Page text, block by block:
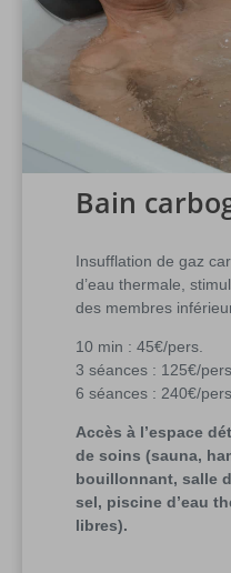
Bain
Insufflation de gaz
d’eau thermale,
des membres
10 min : 45€/pers.
3 séances : 125€/pers.
6 séances : 240€/pers.
Accès à l’espace
de soins (sauna,
bouillonnant, salle
sel, piscine d’eau
libres).